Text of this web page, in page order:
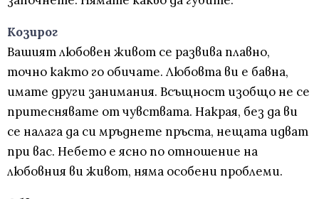
Козирог
Вашият любовен живот се развива плавно,
точно както го обичате. Любовта ви е бавна,
имате други занимания. Всъщност изобщо не се
притеснявате от чувствата. Накрая, без да ви
се налага да си мръднете пръста, нещата идват
при вас. Небето е ясно по отношение на
любовния ви живот, няма особени проблеми.